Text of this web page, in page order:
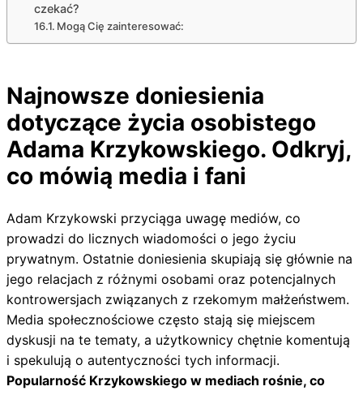
czekać?
Mogą Cię zainteresować:
Najnowsze doniesienia
dotyczące życia osobistego
Adama Krzykowskiego. Odkryj,
co mówią media i fani
Adam Krzykowski przyciąga uwagę mediów, co
prowadzi do licznych wiadomości o jego życiu
prywatnym. Ostatnie doniesienia skupiają się głównie na
jego relacjach z różnymi osobami oraz potencjalnych
kontrowersjach związanych z rzekomym małżeństwem.
Media społecznościowe często stają się miejscem
dyskusji na te tematy, a użytkownicy chętnie komentują
i spekulują o autentyczności tych informacji.
Popularność Krzykowskiego w mediach rośnie, co